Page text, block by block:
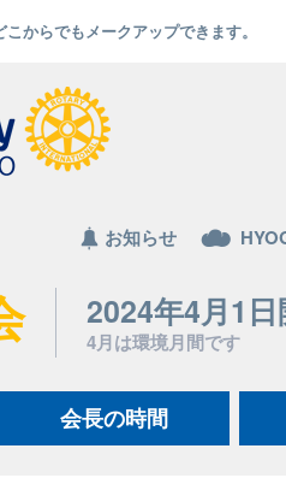
からでもメークアップできます。
お知らせ
2024年4月1
4月は環境月間です
会長の時間